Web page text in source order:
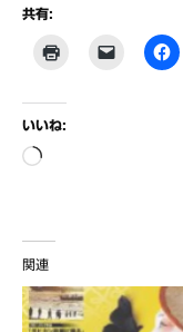
共有:
いいね:
読
み
中…
関連